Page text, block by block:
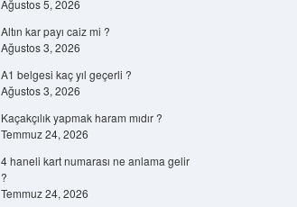
Ağustos 5, 2026
Altın kar payı caiz mi ?
Ağustos 3, 2026
A1 belgesi kaç yıl geçerli ?
Ağustos 3, 2026
Kaçakçılık yapmak haram mıdır ?
Temmuz 24, 2026
4 haneli kart numarası ne anlama gelir
?
Temmuz 24, 2026